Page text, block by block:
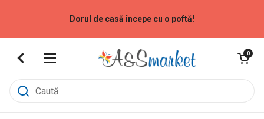
Dorul de casă începe cu o poftă!
Deschide meniu
Deschide
0